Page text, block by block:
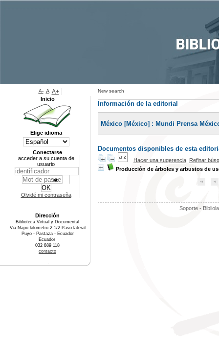
New search
Información de la editorial
México [México] : Mundi Prensa
Documentos disponibles de esta
Hacer una sugerencia Refinar
Producción de árboles y arbustos de
Soporte -
A- A A+
Inicio
Elige idioma
Conectarse
acceder a su cuenta de
usuario
Olvidé mi contraseña
Dirección
Biblioteca Virtual y Documental
Via Napo kilometro 2 1/2 Paso lateral
Puyo - Pastaza - Ecuador
Ecuador
032 889 118
contacto